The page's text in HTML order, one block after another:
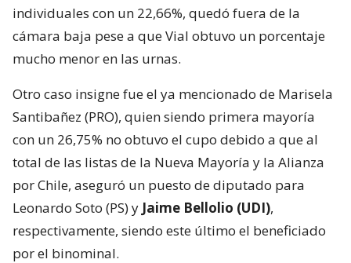
individuales con un 22,66%, quedó fuera de la
cámara baja pese a que Vial obtuvo un porcentaje
mucho menor en las urnas.
Otro caso insigne fue el ya mencionado de Marisela
Santibañez (PRO), quien siendo primera mayoría
con un 26,75% no obtuvo el cupo debido a que al
total de las listas de la Nueva Mayoría y la Alianza
por Chile, aseguró un puesto de diputado para
Leonardo Soto (PS) y Jaime Bellolio (UDI),
respectivamente, siendo este último el beneficiado
por el binominal.